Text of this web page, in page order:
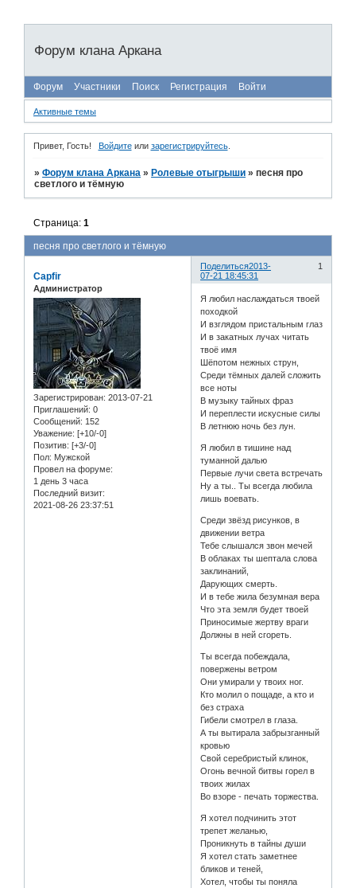
Форум клана Аркана
Форум Участники Поиск Регистрация Войти
Активные темы
Привет, Гость! Войдитеили зарегистрируйтесь.
»Форум клана Аркана » Ролевые отыгрыши »песня про
светлого и тёмную
песня про светлого и тёмную
Страница:1
Поделиться 1
2013-
07-21 18:45:31
Capfir
Администратор
Зарегистрирован: 2013-07-21
Приглашений: 0
Сообщений: 152
Уважение: [+10/-0]
Позитив: [+3/-0]
Пол: Мужской
Провел на форуме:
1 день 3 часа
Последний визит:
2021-08-26 23:37:51
Я любил наслаждаться твоей
походкой
И взглядом пристальным глаз
И в закатных лучах читать
твоё имя
Шёпотом нежных струн,
Среди тёмных далей сложить
все ноты
В музыку тайных фраз
И переплести искусные силы
В летнюю ночь без лун.
Я любил в тишине над
туманной далью
Первые лучи света встречать
Ну а ты.. Ты всегда любила
лишь воевать.
Среди звёзд рисунков, в
движении ветра
Тебе слышался звон мечей
В облаках ты шептала слова
заклинаний,
Дарующих смерть.
И в тебе жила безумная вера
Что эта земля будет твоей
Приносимые жертву враги
Должны в ней сгореть.
Ты всегда побеждала,
повержены ветром
Они умирали у твоих ног.
Кто молил о пощаде, а кто и
без страха
Гибели смотрел в глаза.
А ты вытирала забрызганный
кровью
Свой серебристый клинок,
Огонь вечной битвы горел в
твоих жилах
Во взоре - печать торжества.
Я хотел подчинить этот
трепет желанью,
Проникнуть в тайны души
Я хотел стать заметнее
бликов и теней,
Хотел, чтобы ты поняла